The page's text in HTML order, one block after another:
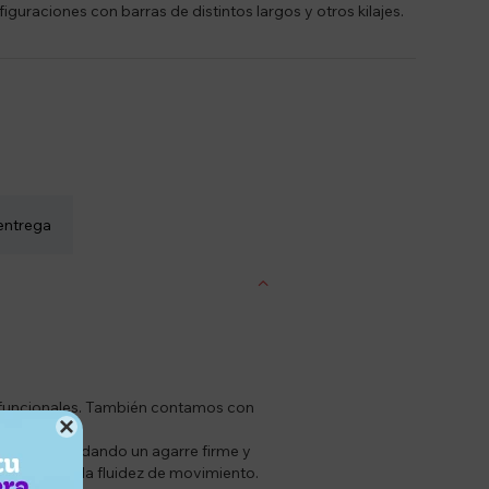

con barras de distintos largos y otros kilajes.
También contamos con
grip, brindando un agarre firme y
y la fluidez de movimiento.